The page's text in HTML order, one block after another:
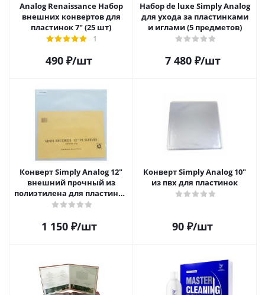
Analog Renaissance Набор
внешних конвертов для
пластинок 7" (25 шт)
1
490 ₽/шт
Набор de luxe Simply Analog
для ухода за пластинками
и иглами (5 предметов)
7 480₽/шт
Конверт Simply Analog 12"
внешний прочный из
полиэтилена для пластинок
(25шт)
1 150₽/шт
Конверт Simply Analog 10"
из пвх для пластинок
90 ₽/шт